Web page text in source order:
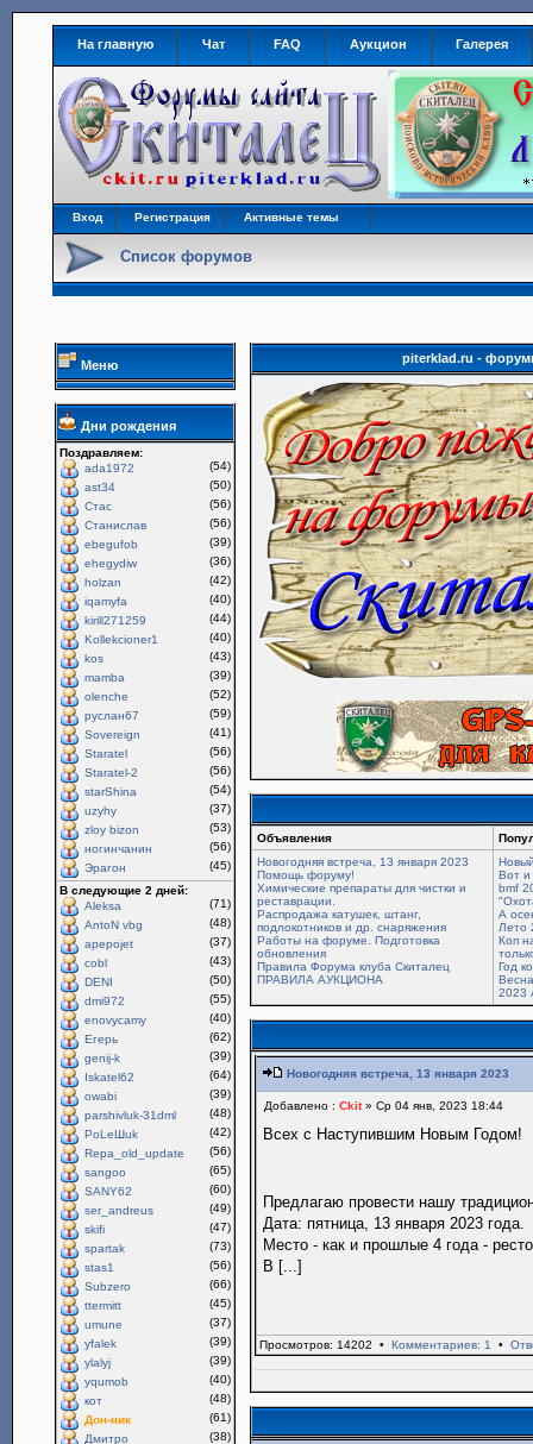
На главную Чат FAQ Аукцион Галерея
Вход Регистрация Активные темы
Список форумов
Меню
Дни рождения
Поздравляем:
ada1972
(54)
ast34
(50)
Стас
(56)
Станислав
(56)
ebegufob
(39)
ehegydiw
(36)
holzan
(42)
iqamyfa
(40)
kirill271259
(44)
Kollekcioner1
(40)
kos
(43)
mamba
(39)
olenche
(52)
руслан67
(59)
Sovereign
(41)
Staratel
(56)
Staratel-2
(56)
starShina
(54)
uzyhy
(37)
zloy bizon
(53)
ногинчанин
(56)
Эрагон
(45)
В следующие 2 дней:
Aleksa
(71)
AntoN vbg
(48)
apepojet
(37)
cobl
(43)
DENI
(50)
dmi972
(55)
enovycamy
(40)
Егерь
(62)
genij-k
(39)
Iskatel62
(64)
owabi
(39)
parshivluk-31dml
(48)
PoLeШuk
(42)
Repa_old_update
(56)
sangoo
(65)
SANY62
(60)
ser_andreus
(49)
skifi
(47)
spartak
(73)
stas1
(56)
Subzero
(66)
ttermitt
(45)
umune
(37)
yfalek
(39)
ylalyj
(39)
yqumob
(40)
кот
(48)
Дон-ник
(61)
Дмитро
(38)
piterklad.ru -
Объявления
Новогодняя встреча, 13 января 2023
Помощь форуму!
Химические препараты для чистки и
реставрации.
Распродажа катушек, штанг,
подлокотников и др. снаряжения
Работы на форуме. Подготовка
обновления
Правила Форума клуба Скиталец
ПРАВИЛА АУКЦИОНА
Вот и
bmf
А
Лето
Коп
Год
2023
Новогодняя встреча, 13 января 2023
Добавлено :Ckit» Ср 04 янв, 2023 18:44
Всех с Наступившим Новым Годом!
Предлагаю провести нашу
Дата: пятница, 13 января 2023 года.
Место - как и прошлые 4 года -
В [...]
Просмотров: 14202 •Комментариев: 1 •